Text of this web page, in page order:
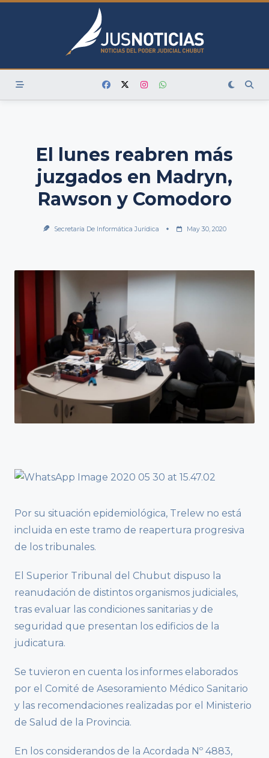
Skip
El lunes reabren más
juzgados en Madryn,
Rawson y Comodoro
Secretaría De Informática Jurídica May 30, 2020
Por su situación epidemiológica, Trelew no está
incluida en este tramo de reapertura progresiva
de los tribunales.
El Superior Tribunal del Chubut dispuso la
reanudación de distintos organismos judiciales,
tras evaluar las condiciones sanitarias y de
seguridad que presentan los edificios de la
judicatura.
Se tuvieron en cuenta los informes elaborados
por el Comité de Asesoramiento Médico Sanitario
y las recomendaciones realizadas por el Ministerio
de Salud de la Provincia.
En los considerandos de la Acordada Nº 4883,